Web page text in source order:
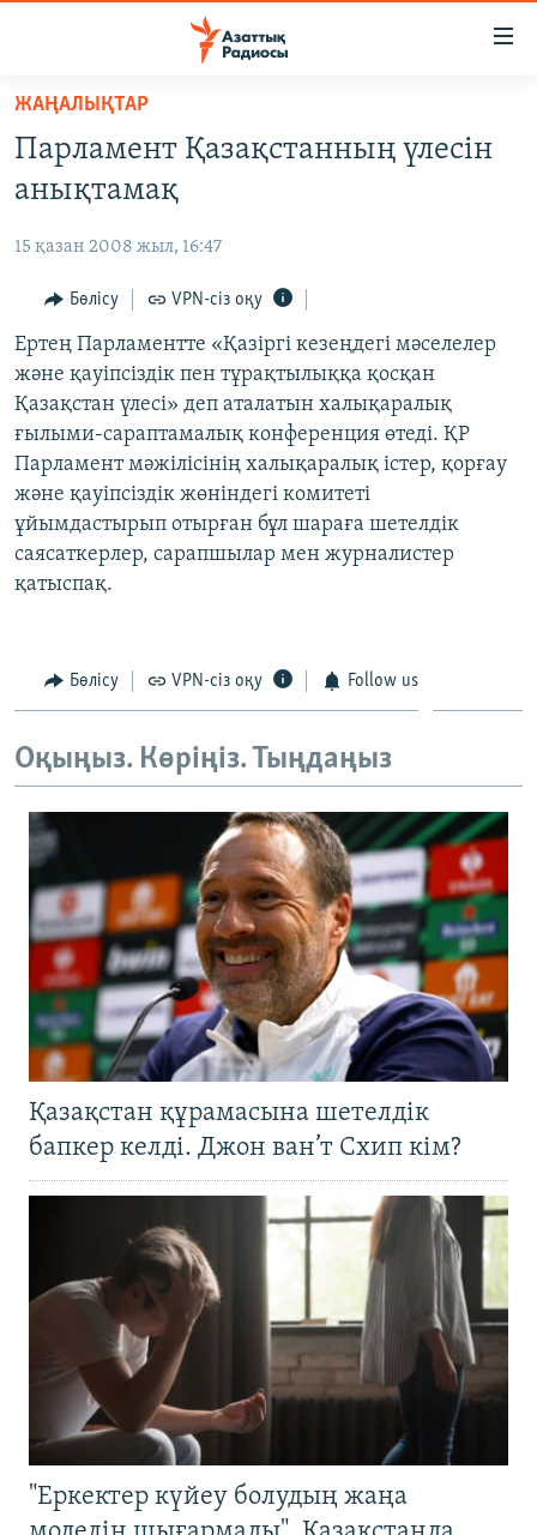
Skip
main
content
to
Navigation
Skip
to
Search
САЯСАТ
ҚАҢТАР ОҚИҒАСЫ
АДАМ ҚҰҚЫҚТАРЫ
ӘЛЕУМЕТ
ӘЛЕМ
АРНАЙЫ ЖОБАЛАР
Русский
ЖАЗЫЛЫҢЫЗ
Басқа тілдерде
ЖАҢАЛЫҚТАР
Парламент Қазақстанның үлесін
анықтамақ
15 қазан 2008 жыл, 16:47
Бөлісу VPN-сіз оқу
Ертең Парламентте «Қазіргі кезеңдегі мәселелер
және қауіпсіздік пен тұрақтылыққа қосқан
Қазақстан үлесі» деп аталатын халықаралық
ғылыми-сараптамалық конференция өтеді. ҚР
Парламент мәжілісінің халықаралық істер, қорғау
және қауіпсіздік жөніндегі комитеті
ұйымдастырып отырған бұл шараға шетелдік
саясаткерлер, сарапшылар мен журналистер
қатыспақ.
Бөлісу VPN-сіз оқу Follow us
Оқыңыз. Көріңіз. Тыңдаңыз
Қазақстан құрамасына шетелдік
бапкер келді. Джон ван’т Схип кім?
"Еркектер күйеу болудың жаңа